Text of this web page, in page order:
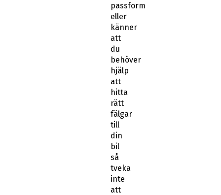
passform
eller
känner
att
du
behöver
hjälp
att
hitta
rätt
fälgar
till
din
bil
så
tveka
inte
att